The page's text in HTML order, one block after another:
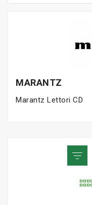
MARANTZ
Marantz Lettori CD